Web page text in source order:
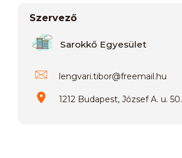
Szervező
Sarokkő Egyesület
lengvari.tibor@freemail.hu
1212 Budapest, József A. u. 50.